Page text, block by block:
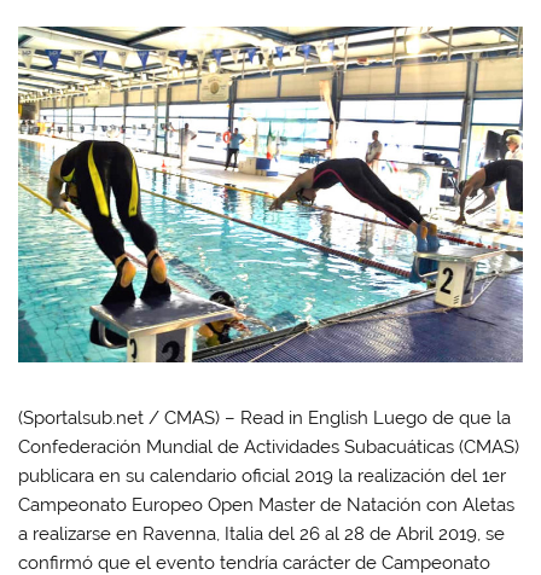
(Sportalsub.net / CMAS) – Read in English Luego de que la
Confederación Mundial de Actividades Subacuáticas (CMAS)
publicara en su calendario oficial 2019 la realización del 1er
Campeonato Europeo Open Master de Natación con Aletas
a realizarse en Ravenna, Italia del 26 al 28 de Abril 2019, se
confirmó que el evento tendría carácter de Campeonato